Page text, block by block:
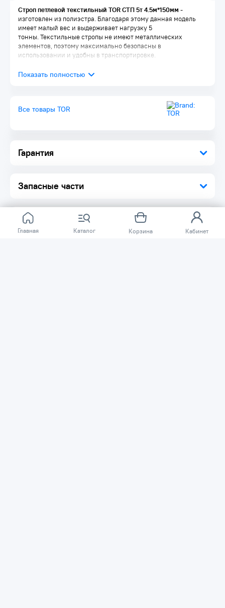
Главная Каталог Корзина Кабинет
Гарантия
Запасные части
Строп петлевой текстильный TOR СТП 5т 4.5м*150мм -
изготовлен из полиэстра. Благодаря этому данная модель
имеет малый вес и выдерживает нагрузку 5
тонны. Текстильные стропы не имеют металлических
элементов, поэтому максимально безопасны в
использовании и удобны в транспортировке.
Все товары TOR